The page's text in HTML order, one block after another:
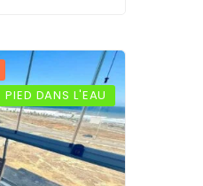
PIED DANS L'EAU